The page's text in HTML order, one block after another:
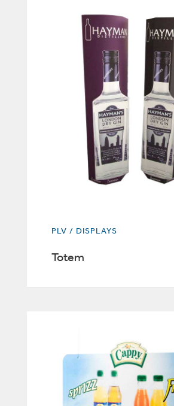
PLV / DISPLAYS
Totem